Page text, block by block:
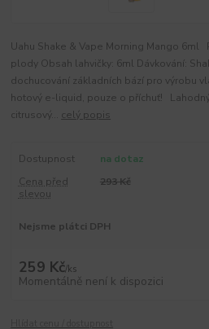
Uahu Shake & Vape Morning Mango 6ml
plody Obsah lahvičky: 6ml Dávkování:
dochucování základních bází pro výrobu
hotový e-liquid, pouze o příchuť!
citrusový... celý popis
Dostupnost
na dotaz
Cena před
slevou
293 Kč
Nejsme plátci DPH
259 Kč/ks
Momentálně není k dispozici